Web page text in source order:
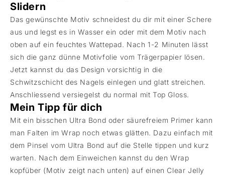
Slidern
Das gewünschte Motiv schneidest du dir mit einer Schere
aus und legst es in Wasser ein oder mit dem Motiv nach
oben auf ein feuchtes Wattepad. Nach 1-2 Minuten lässt
sich die ganz dünne Motivfolie vom Trägerpapier lösen.
Jetzt kannst du das Design vorsichtig in die
Schwitzschicht des Nagels einlegen und glatt streichen.
Anschliessend versiegelst du normal mit Top Gloss.
Mein Tipp für dich
Mit ein bisschen Ultra Bond oder säurefreiem Primer kann
man Falten im Wrap noch etwas glätten. Dazu einfach mit
dem Pinsel vom Ultra Bond auf die Stelle tippen und kurz
warten. Nach dem Einweichen kannst du den Wrap
kopfüber (Motiv zeigt nach unten) auf einen Clear Jelly